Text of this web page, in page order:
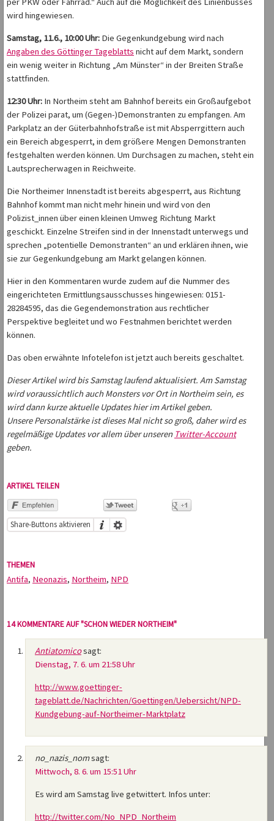
wird hingewiesen.
Samstag, 11.6., 10:00 Uhr: Die Gegenkundgebung wird nach
Angaben des Göttinger Tageblatts nicht auf dem Markt, sondern
ein wenig weiter in Richtung „Am Münster“ in der Breiten Straße
stattfinden.
12:30 Uhr: In Northeim steht am Bahnhof bereits ein Großaufgebot
der Polizei parat, um (Gegen-)Demonstranten zu empfangen. Am
Parkplatz an der Güterbahnhofstraße ist mit Absperrgittern auch
ein Bereich abgesperrt, in dem größere Mengen Demonstranten
festgehalten werden können. Um Durchsagen zu machen, steht ein
Lautsprecherwagen in Reichweite.
Die Northeimer Innenstadt ist bereits abgesperrt, aus Richtung
Bahnhof kommt man nicht mehr hinein und wird von den
Polizist_innen über einen kleinen Umweg Richtung Markt
geschickt. Einzelne Streifen sind in der Innenstadt unterwegs und
sprechen „potentielle Demonstranten“ an und erklären ihnen, wie
sie zur Gegenkundgebung am Markt gelangen können.
Hier in den Kommentaren wurde zudem auf die Nummer des
eingerichteten Ermittlungsausschusses hingewiesen: 0151-
28284595, das die Gegendemonstration aus rechtlicher
Perspektive begleitet und wo Festnahmen berichtet werden
können.
Das oben erwähnte Infotelefon ist jetzt auch bereits geschaltet.
Dieser Artikel wird bis Samstag laufend aktualisiert. Am Samstag
wird voraussichtlich auch Monsters vor Ort in Northeim sein, es
wird dann kurze aktuelle Updates hier im Artikel geben.
Unsere Personalstärke ist dieses Mal nicht so groß, daher wird es
regelmäßige Updates vor allem über unseren Twitter-Account
geben.
ARTIKEL TEILEN
Share-Buttons aktivieren
THEMEN
Antifa, Neonazis, Northeim, NPD
14 KOMMENTARE AUF "SCHON WIEDER NORTHEIM"
Antiatomicosagt:
Dienstag, 7. 6. um 21:58 Uhr
http://www.goettinger-
tageblatt.de/Nachrichten/Goettingen/Uebersicht/NPD-
Kundgebung-auf-Northeimer-Marktplatz
no_nazis_nomsagt:
Mittwoch, 8. 6. um 15:51 Uhr
Es wird am Samstag live getwittert. Infos unter:
http://twitter.com/No_NPD_Northeim